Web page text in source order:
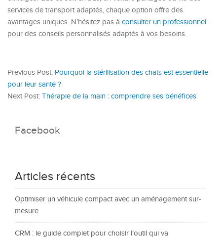
services de transport adaptés, chaque option offre des
avantages uniques. N’hésitez pas à consulter un professionnel
pour des conseils personnalisés adaptés à vos besoins.
Previous Post: Pourquoi la stérilisation des chats est essentielle
pour leur santé ?
Next Post: Thérapie de la main : comprendre ses bénéfices
Facebook
Articles récents
Optimiser un véhicule compact avec un aménagement sur-
mesure
CRM : le guide complet pour choisir l’outil qui va